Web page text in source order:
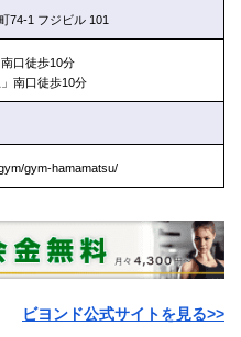
74-1 フジビル 101
口徒歩10分
南口徒歩10分
gym-hamamatsu/
ビヨンド公式サイトを見る>>